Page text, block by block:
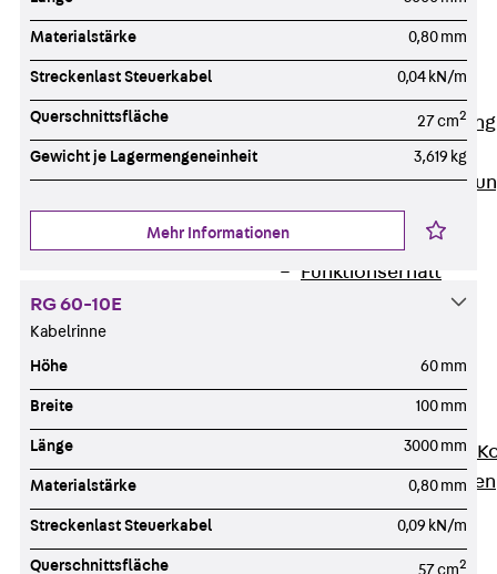
Wireless Charging
SystemPLUS
Industrieanlagen
Bodengeführte
Rechenzentrum
Funktionserhalt
Services
CAD und BIM
Beratung, Planung,
Individuelle Lösungen
Referenzen
Materialstärke 0,80 mm
Streckenlast Steuerkabel 0,04 kN/m
Querschnittsfläche 27 cm2
Gewicht je Lagermengeneinheit 3,619 kg
Mehr Informationen
RG 60-10E
Kabelrinne
Höhe 60 mm
Breite 100 mm
Länge 3000 mm
Materialstärke 0,80 mm
Streckenlast Steuerkabel 0,09 kN/m
Querschnittsfläche 57 cm2